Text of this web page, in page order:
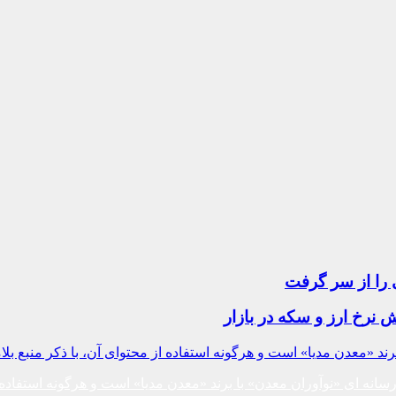
را از سر گرفت
«معدن مدیا» است و هرگونه استفاده از محتوای آن، با ذکر منبع